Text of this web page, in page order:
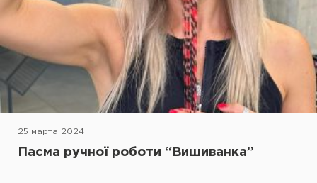
25 марта 2024
Пасма ручної роботи “Вишиванка”